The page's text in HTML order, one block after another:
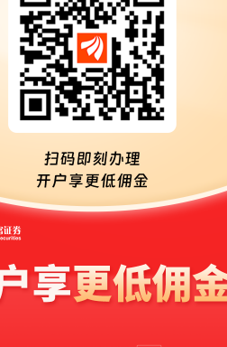
驱动力，长期深耕营养补充领域，主
原料、制剂、品牌和渠道的完整产业
学、安全、有效的营养健康解决方案。
点：技术创新推动产品迭代，新技术
头部企业通过产业链整合提升综合竞
稳健扩张、产品结构深度调整的双重
，2024年膳食营养补充剂全球市场
充足。
持自己原料优势的前提下，逐步进行
康领域资源，建立全球化生产体系，
有“国家企业技术中心”研发平台，建立
、高效分离精制、微胶囊制备等技
净买入(元) 余额(元) 余量(万股) 卖出
-493.83万 183.35万 13.21
87.20万 191.31万 13.53
-226.92万 192.48万 13.46
营业
合
万)
上榜营业
上榜营业
13748.05 8235.39
连
10060.98 6898.70